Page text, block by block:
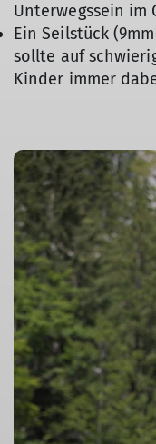
Unterwegssein im
Ein Seilstück
sollte auf
Kinder immer